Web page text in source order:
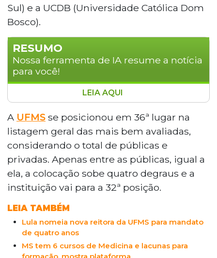
Sul) e a UCDB (Universidade Católica Dom
Bosco).
RESUMO
Nossa ferramenta de IA resume a notícia
para você!
A UFMS (Universidade Federal de Mato
Grosso do Sul) se destacou no Ranking
Universitário da Folha de S. Paulo (RUF)
de 2023, alcançando a 36ª posição geral
entre as universidades públicas e
privadas do país, e a 32ª posição entre as
universidades públicas. A UCDB
(Universidade Católica Dom Bosco)
ficando em 15º lugar entre as
universidades particulares brasileiras e
em 73º lugar no ranking geral. O ranking
avaliou 203 universidades em cinco
indicadores: pesquisa científica,
LEIA AQUI
A UFMS se posicionou em 36ª lugar na
listagem geral das mais bem avaliadas,
considerando o total de públicas e
privadas. Apenas entre as públicas, igual a
ela, a colocação sobe quatro degraus e a
instituição vai para a 32ª posição.
LEIA TAMBÉM
Lula nomeia nova reitora da UFMS para mandato
de quatro anos
MS tem 6 cursos de Medicina e lacunas para